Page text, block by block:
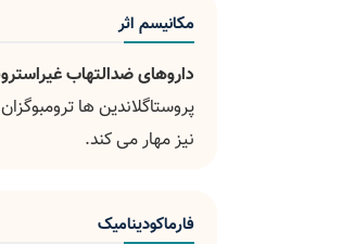
مکانیسم اثر
داروهای ضدالتهاب
پروستاگلاندین ها
نیز مهار می کند.
فارماکودینامیک